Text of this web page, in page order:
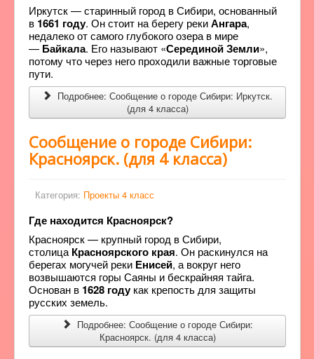
Иркутск — старинный город в Сибири, основанный
в 1661 году. Он стоит на берегу рекиАнгара,
недалеко от самого глубокого озера в мире
— Байкала. Его называют «Серединой Земли»,
потому что через него проходили важные торговые
пути.
Подробнее: Сообщение о городе Сибири: Иркутск.
(для 4 класса)
Сообщение о городе Сибири:
Красноярск. (для 4 класса)
Категория: Проекты 4 класс
Где находится Красноярск?
Красноярск — крупный город в Сибири,
столица Красноярского края. Он раскинулся на
берегах могучей реки Енисей, а вокруг него
возвышаются горы Саяны и бескрайняя тайга.
Основан в 1628 годукак крепость для защиты
русских земель.
Подробнее: Сообщение о городе Сибири:
Красноярск. (для 4 класса)